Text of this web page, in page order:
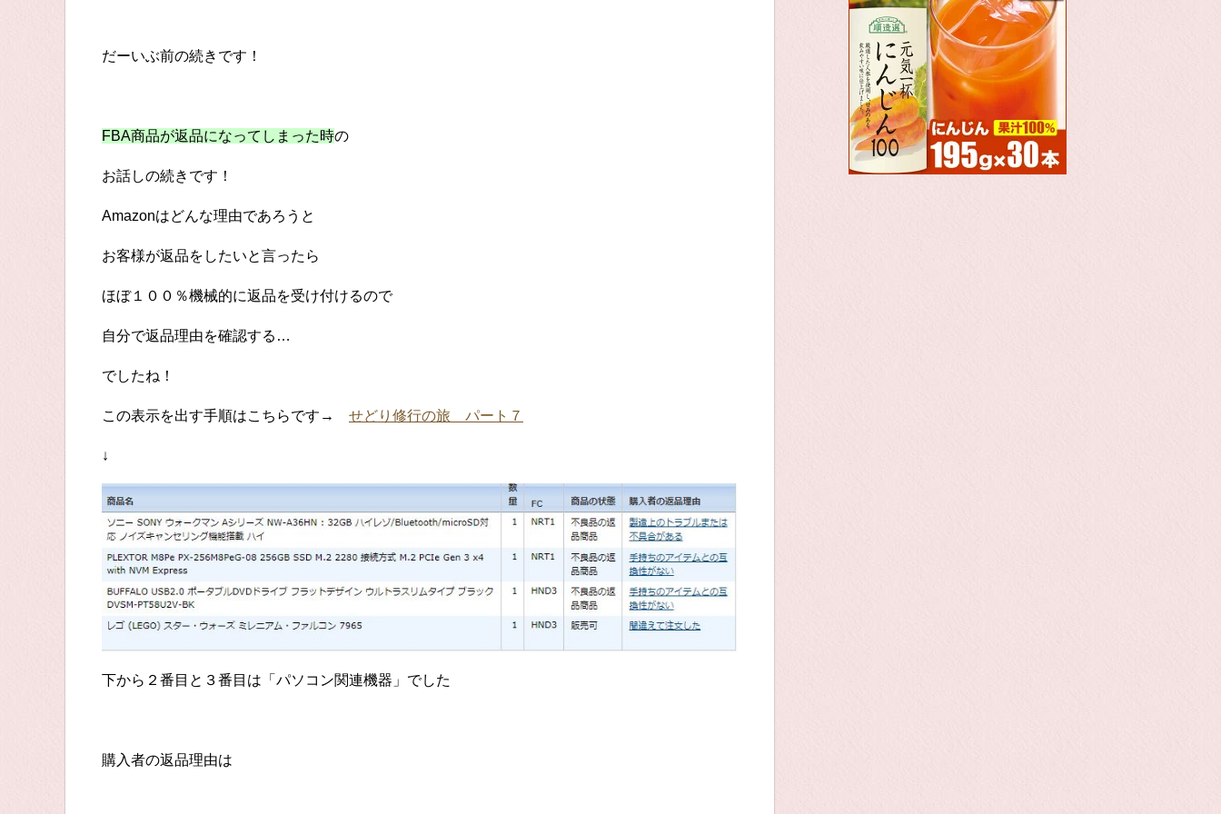
だーいぶ前の続きです！
FBA商品が返品になってしまった時の
お話しの続きです！
Amazonはどんな理由であろうと
お客様が返品をしたいと言ったら
ほぼ１００％機械的に返品を受け付けるので
自分で返品理由を確認する…
でしたね！
この表示を出す手順はこちらです→ せどり修行の旅 パート７
↓
下から２番目と３番目は「パソコン関連機器」でした
購入者の返品理由は